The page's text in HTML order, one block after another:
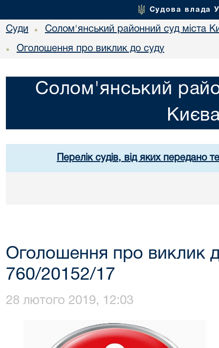
Судова влада
Суди • Солом'янський районний суд міста
• Оголошення про виклик до суду
Солом'янський
Перелік судів, від яких передано
Оголошення про виклик
760/20152/17
28 лютого 2019, 12:03